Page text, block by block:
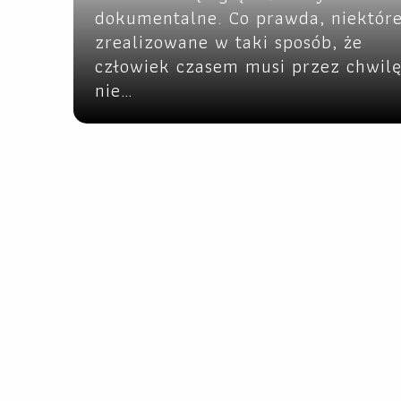
dokumentalne. Co prawda,
zrealizowane w taki sposób, że
człowiek czasem musi przez
nie…